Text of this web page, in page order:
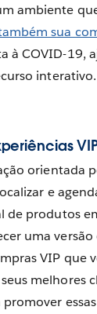
ambiente
sua
à COVID-19,
interativo.
orientada
e
de produtos
uma
VIP que
melhores